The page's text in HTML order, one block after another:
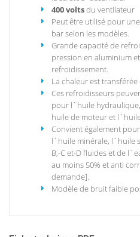
400 voltsdu ventilateur
Peut être utilisé pour
bar selon les modèles.
Grande capacité de
pression en aluminium
refroidissement.
La chaleur est
Ces refroidisseurs
pour l`huile
huile de moteur et
Convient également
l`huile minérale, l`huile
B,-C et-D fluides et de
au moins 50% et anti
demande].
Modèle de bruit faible